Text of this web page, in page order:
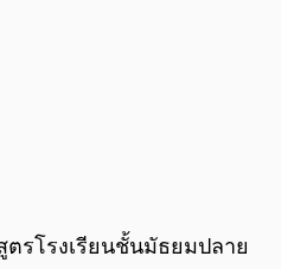
0:00 /
ตรโรงเรียนชั้นมัธยมปลาย